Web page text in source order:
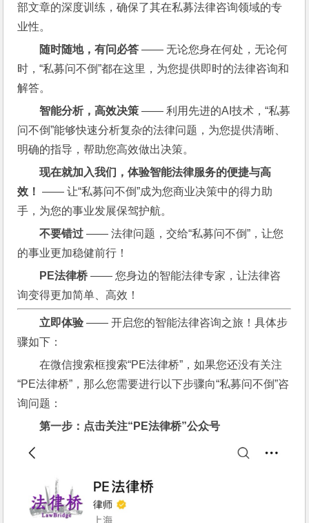
部文章的深度训练，确保了其在私募法律咨询领域的专
业性。
随时随地，有问必答 —— 无论您身在何处，无论何
时，“私募问不倒”都在这里，为您提供即时的法律咨询和
解答。
智能分析，高效决策 —— 利用先进的AI技术，“私募
问不倒”能够快速分析复杂的法律问题，为您提供清晰、
明确的指导，帮助您高效做出决策。
现在就加入我们，体验智能法律服务的便捷与高
效！ —— 让“私募问不倒”成为您商业决策中的得力助
手，为您的事业发展保驾护航。
不要错过 —— 法律问题，交给“私募问不倒”，让您
的事业更加稳健前行！
PE法律桥 —— 您身边的智能法律专家，让法律咨
询变得更加简单、高效！
立即体验 —— 开启您的智能法律咨询之旅！具体步
骤如下：
在微信搜索框搜索“PE法律桥”，如果您还没有关注
“PE法律桥”，那么您需要进行以下步骤向“私募问不倒”咨
询问题：
第一步：点击关注“PE法律桥”公众号